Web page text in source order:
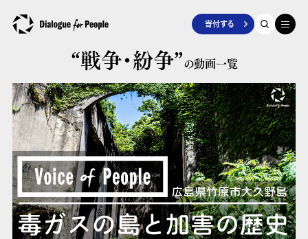
寄付する
“戦争・紛争”の動画一覧